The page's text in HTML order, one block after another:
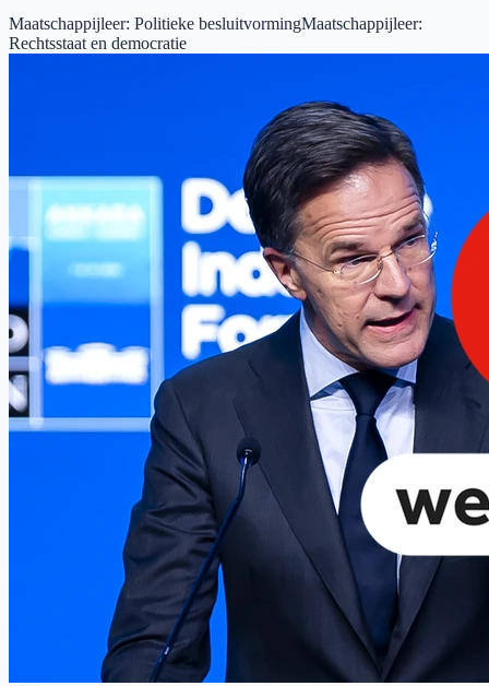
Maatschappijleer: Politieke besluitvormingMaatschappijleer:
Rechtsstaat en democratie